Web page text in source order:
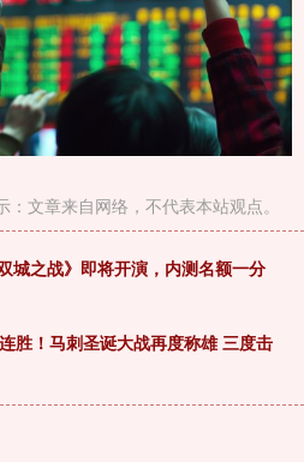
文章来自网络，不代表本站观点。
城之战》即将开演，内测名额一分
胜！马刺圣诞大战再度称雄 三度击